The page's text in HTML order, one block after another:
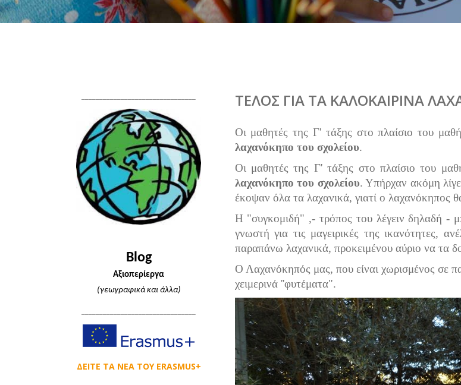
Blog
Αξιοπερίεργα
(γεωγραφικά και άλλα)
ΔΕΙΤΕ ΤΑ ΝΕΑ ΤΟΥ ERASMUS+
ΤΕΛΟΣ ΓΙΑ ΤΑ ΚΑΛΟΚΑΙΡΙΝΑ
Oι μαθητές της Γ' τάξης στo πλαίσιo του
λαχανόκηπο του σχολείου.
Oι μαθητές της Γ' τάξης στο πλαίσιο του
λαχανόκηπο του σχολείου. Υπήρχαν ακόμη
έκοψαν όλα τα λαχανικά, γιατί ο λαχανόκηπος
Η "συγκομιδή" ,- τρόπος του λέγειν δηλαδή -
γνωστή για τις μαγειρικές της ικανότητες,
παραπάνω λαχανικά, προκειμένου αύριο να τα
Ο Λαχανόκηπός μας, που είναι χωρισμένος σε
χειμερινά ''φυτέματα".